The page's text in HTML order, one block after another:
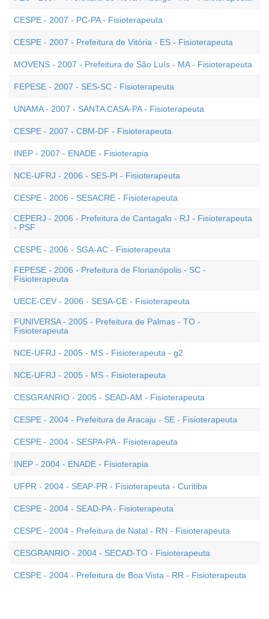
CESPE - 2007 - PC-PA - Fisioterapeuta
CESPE - 2007 - Prefeitura de Vitória - ES - Fisioterapeuta
MOVENS - 2007 - Prefeitura de São Luís - MA - Fisioterapeuta
FEPESE - 2007 - SES-SC - Fisioterapeuta
UNAMA - 2007 - SANTA CASA-PA - Fisioterapeuta
CESPE - 2007 - CBM-DF - Fisioterapeuta
INEP - 2007 - ENADE - Fisioterapia
NCE-UFRJ - 2006 - SES-PI - Fisioterapeuta
CESPE - 2006 - SESACRE - Fisioterapeuta
CEPERJ - 2006 - Prefeitura de Cantagalo - RJ - Fisioterapeuta
- PSF
CESPE - 2006 - SGA-AC - Fisioterapeuta
FEPESE - 2006 - Prefeitura de Florianópolis - SC -
Fisioterapeuta
UECE-CEV - 2006 - SESA-CE - Fisioterapeuta
FUNIVERSA - 2005 - Prefeitura de Palmas - TO -
Fisioterapeuta
NCE-UFRJ - 2005 - MS - Fisioterapeuta - g2
NCE-UFRJ - 2005 - MS - Fisioterapeuta
CESGRANRIO - 2005 - SEAD-AM - Fisioterapeuta
CESPE - 2004 - Prefeitura de Aracaju - SE - Fisioterapeuta
CESPE - 2004 - SESPA-PA - Fisioterapeuta
INEP - 2004 - ENADE - Fisioterapia
UFPR - 2004 - SEAP-PR - Fisioterapeuta - Curitiba
CESPE - 2004 - SEAD-PA - Fisioterapeuta
CESPE - 2004 - Prefeitura de Natal - RN - Fisioterapeuta
CESGRANRIO - 2004 - SECAD-TO - Fisioterapeuta
CESPE - 2004 - Prefeitura de Boa Vista - RR - Fisioterapeuta